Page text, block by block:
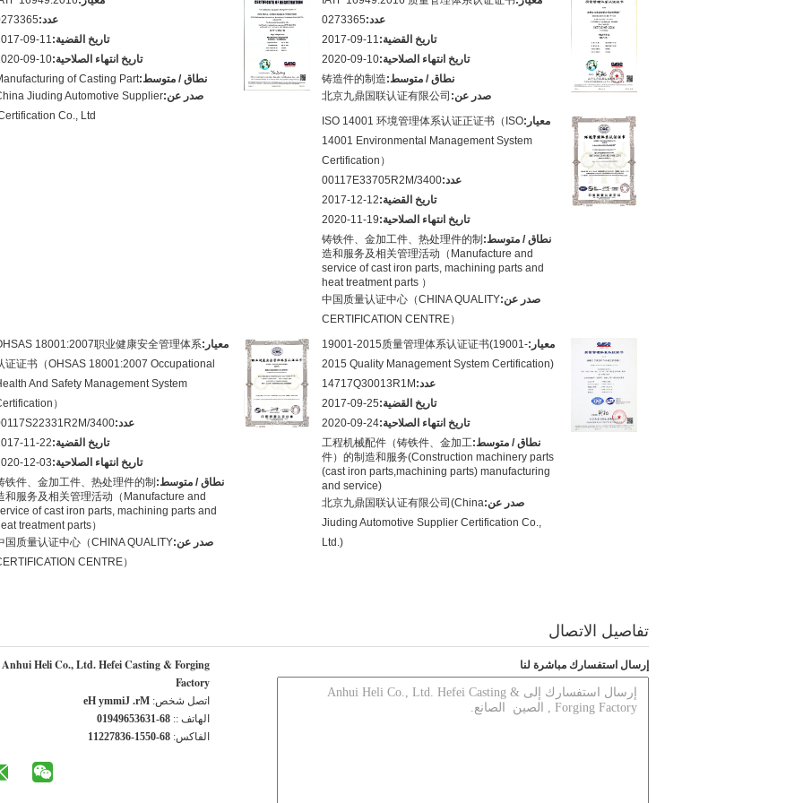
عدد:
تاريخ القضية:09-11
تاريخ انتهاء الصلاحية:09-10
نطاق / متوسط:of Casting Part
صدر عن:Jiuding Automotive Supplier
Co., Ltd.
عدد:0273365
تاريخ القضية:2017-09-11
تاريخ انتهاء الصلاحية:2020-09-10
نطاق / متوسط:铸造件的制造
صدر عن: 北京九鼎国联认证有限公司
معيار:ISO 14001 环境管理体系认证正证书（ISO
14001 Environmental Management System
Certification）
عدد:00117E33705R2M/3400
تاريخ القضية:2017-12-12
تاريخ انتهاء الصلاحية:2020-11-19
نطاق / متوسط: 铸铁件、金加工件、热处理件的制
造和服务及相关管理活动（Manufacture and
service of cast iron parts, machining parts and
heat treatment parts ）
صدر عن:中国质量认证中心（CHINA QUALITY
CERTIFICATION CENTRE）
معيار:18001:2007职业健康安全管理体系
证证书（OHSAS 18001:2007 Occupational
And Safety Management System
）
عدد:3400
تاريخ القضية:11-22
تاريخ انتهاء الصلاحية:12-03
نطاق / متوسط: 铁件、金加工件、热处理件的制
和服务及相关管理活动（Manufacture and
of cast iron parts, machining parts and
treatment parts）
صدر عن:国质量认证中心（CHINA QUALITY
CENTRE）
معيار:19001-2015质量管理体系认证证书(19001-
2015 Quality Management System Certification)
عدد: 14717Q30013R1M
تاريخ القضية:2017-09-25
تاريخ انتهاء الصلاحية:2020-09-24
نطاق / متوسط:工程机械配件（铸铁件、金加工
件）的制造和服务(Construction machinery parts
(cast iron parts,machining parts) manufacturing
and service)
صدر عن:北京九鼎国联认证有限公司(China
Jiuding Automotive Supplier Certification Co.,
Ltd.)
تفاصيل الاتصال
Anhui Heli Co., Ltd. Hefei Casting & Forging
Factory
اتصل شخص: Mr. Jimmy He
الهاتف :: 86-13635694910
الفاكس: 86-0551-63872211
إرسال استفسارك مباشرة لنا